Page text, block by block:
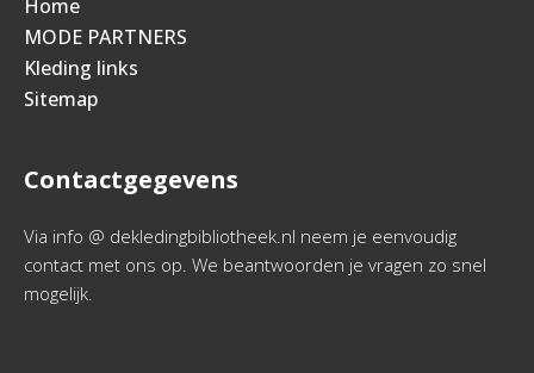
Home
MODE PARTNERS
Kleding links
Sitemap
Contactgegevens
Via info @ dekledingbibliotheek.nl neem je eenvoudig
contact met ons op. We beantwoorden je vragen zo snel
mogelijk.